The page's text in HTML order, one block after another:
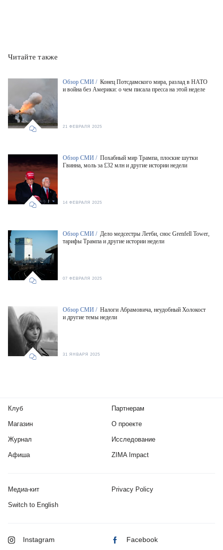
Читайте также
Обзор СМИ / Конец Потсдамского мира, разлад в НАТО
и война без Америки: о чем писала пресса на этой неделе
21 ФЕВРАЛЯ 2025
Обзор СМИ / Похабный мир Трампа, плоские шутки
Гвинна, моль за £32 млн и другие истории недели
14 ФЕВРАЛЯ 2025
Обзор СМИ / Дело медсестры Летби, снос Grenfell Tower,
тарифы Трампа и другие истории недели
07 ФЕВРАЛЯ 2025
Обзор СМИ / Налоги Абрамовича, неудобный Холокост
и другие темы недели
31 ЯНВАРЯ 2025
Клуб
Магазин
Журнал
Афиша
Партнерам
О проекте
Исследование
ZIMA Impact
Медиа-кит Privacy Policy
Switch to English
Instagram Facebook